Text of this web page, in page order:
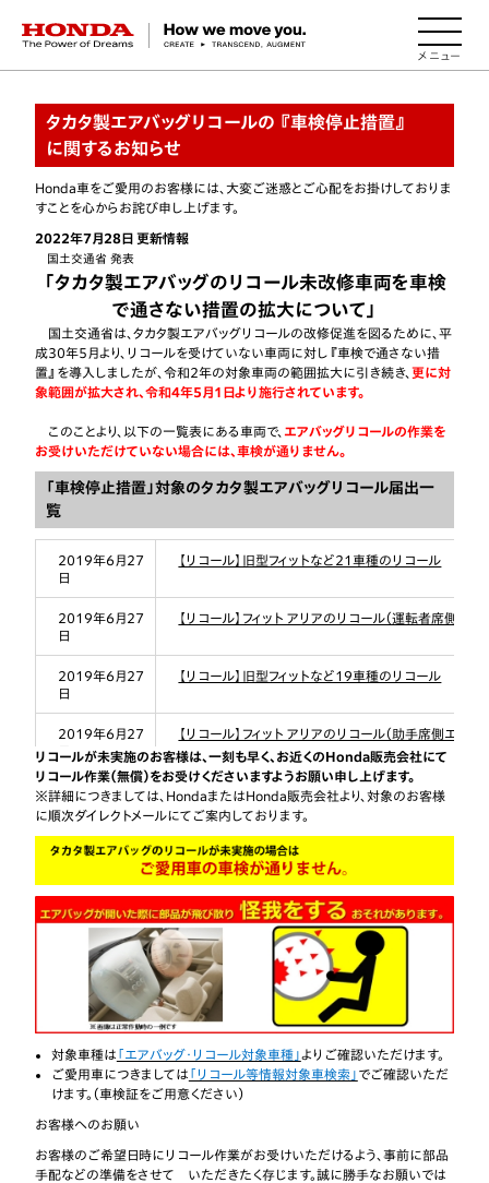
HONDA The Power of Dreams
タカタ製エアバッグリコールの 『車検停止措置』
に関するお知らせ
Honda車をご愛用のお客様には、大変ご迷惑とご心配をお掛けしておりま
すことを心からお詫び申し上げます。
2022年7月28日 更新情報
国土交通省 発表
「タカタ製エアバッグのリコール未改修車両を車検
で通さない措置の拡大について」
国土交通省は、タカタ製エアバッグリコールの改修促進を図るために、平
成30年5月より、リコールを受けていない車両に対し『車検で通さない措
置』を導入しましたが、令和2年の対象車両の範囲拡大に引き続き、更に対
象範囲が拡大され、令和4年5月1日より施行されています。
このことより、以下の一覧表にある車両で、 エアバッグリコールの作業を
お受けいただけていない場合には、車検が通りません。
「車検停止措置」対象のタカタ製エアバッグリコール届出一
覧
2019年6月27
日
【リコール】旧型フィットなど21車種のリコール
2019年6月27
日
【リコール】フィット アリアのリコール（運転者席側エア
2019年6月27
日
【リコール】旧型フィットなど19車種のリコール
2019年6月27
【リコール】フィット アリアのリコール（助手席側エアバ
2019年6月27
日
【リコール】MDXのリコール
2019年6月27
【リコール】エレメント、シビックGXのリコール
2019年3月28
日
【リコール】ラグレイト、MDXのリコール
2019年3月28
【リコール】インスパイア、セイバー、エレメントのリコー
2018年9月27
【リコール】旧型フリードなど6車種のリコール
2018年1月18
日
【リコール】旧型フリードなど11車種のリコール
日
リコールが未実施のお客様は、一刻も早く、お近くのHonda販売会社にて
リコール作業（無償）をお受けくださいますようお願い申し上げます。
※詳細につきましては、HondaまたはHonda販売会社より、対象のお客様
に順次ダイレクトメールにてご案内しております。
対象車種は 「エアバッグ・リコール対象車種」 よりご確認いただけます。
ご愛用車につきましては 「リコール等情報対象車検索」 でご確認いただ
けます。（車検証をご用意ください）
お客様へのお願い
お客様のご希望日時にリコール作業がお受けいただけるよう、事前に部品
手配などの準備をさせて いただきたく存じます。誠に勝手なお願いでは